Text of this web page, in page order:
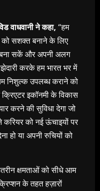
वाधवानी ने कहा, “हम
को सशक्त बनाने के लिए
बना सकें और अपनी अलग
करके हम भारत भर में
निशुल्क उपलब्ध कराने को
इकॉनमी के विकास
करने की सुविधा देगा जो
को नई ऊंचाइयों पर
हो या अपनी रुचियों को
क्षमताओं को सीधे आम
के तहत हज़ारों